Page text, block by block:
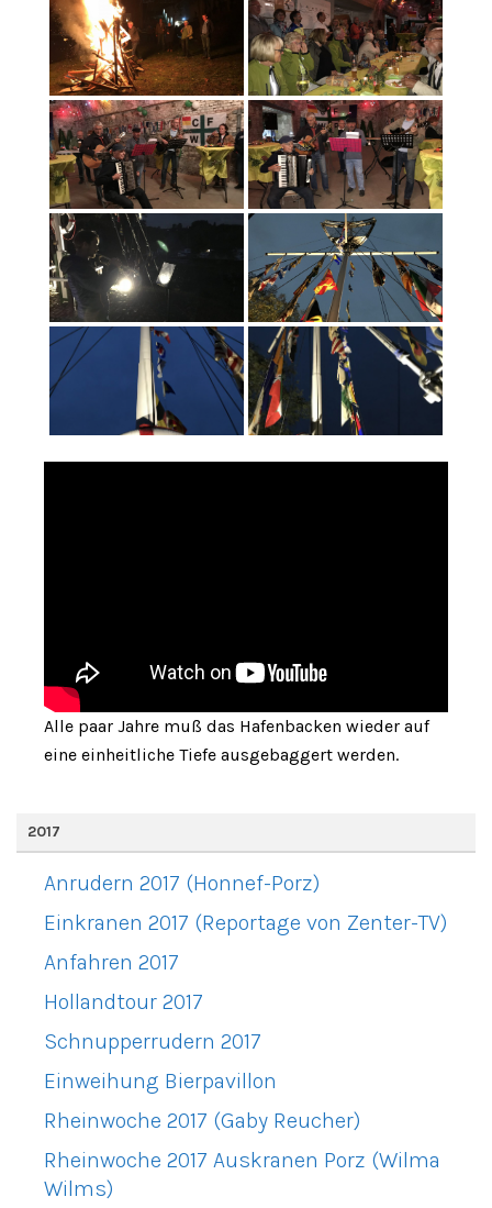
Alle paar Jahre muß das Hafenbacken wieder auf
eine einheitliche Tiefe ausgebaggert werden.
2017
Anrudern 2017 (Honnef-Porz)
Einkranen 2017 (Reportage von Zenter-TV)
Anfahren 2017
Hollandtour 2017
Schnupperrudern 2017
Einweihung Bierpavillon
Rheinwoche 2017 (Gaby Reucher)
Rheinwoche 2017 Auskranen Porz (Wilma
Wilms)